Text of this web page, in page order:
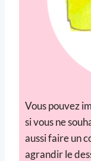
Vous pouvez
si vous ne
aussi faire un
agrandir le